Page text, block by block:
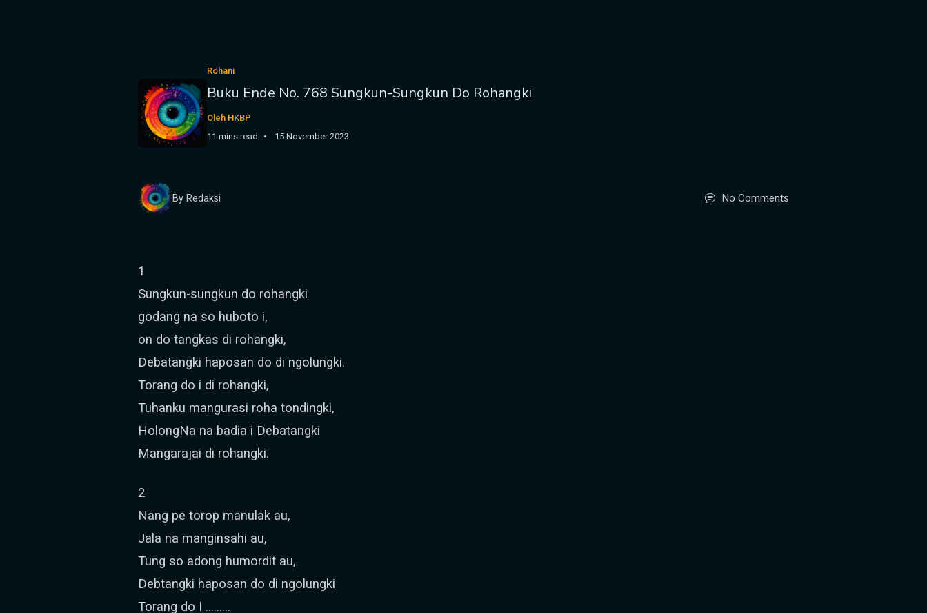
Rohani
Buku Ende No. 768 Sungkun-Sungkun Do Rohangki
Oleh HKBP
11 mins read
15 November 2023
By Redaksi No Comments
1
Sungkun-sungkun do rohangki
godang na so huboto i,
on do tangkas di rohangki,
Debatangki haposan do di ngolungki.
Torang do i di rohangki,
Tuhanku mangurasi roha tondingki,
HolongNa na badia i Debatangki
Mangarajai di rohangki.
2
Nang pe torop manulak au,
Jala na manginsahi au,
Tung so adong humordit au,
Debtangki haposan do di ngolungki
Torang do I ………